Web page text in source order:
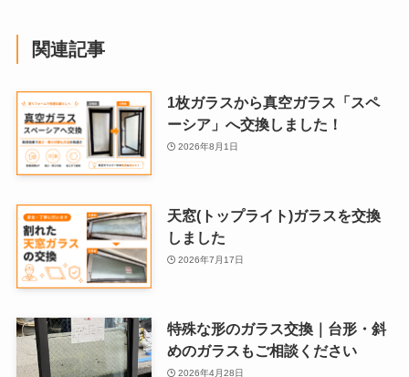
関連記事
1枚ガラスから真空ガラス「スペ
ーシア」へ交換しました！
2026年8月1日
天窓(トップライト)ガラスを交換
しました
2026年7月17日
特殊な形のガラス交換｜台形・斜
めのガラスもご相談ください
2026年4月28日